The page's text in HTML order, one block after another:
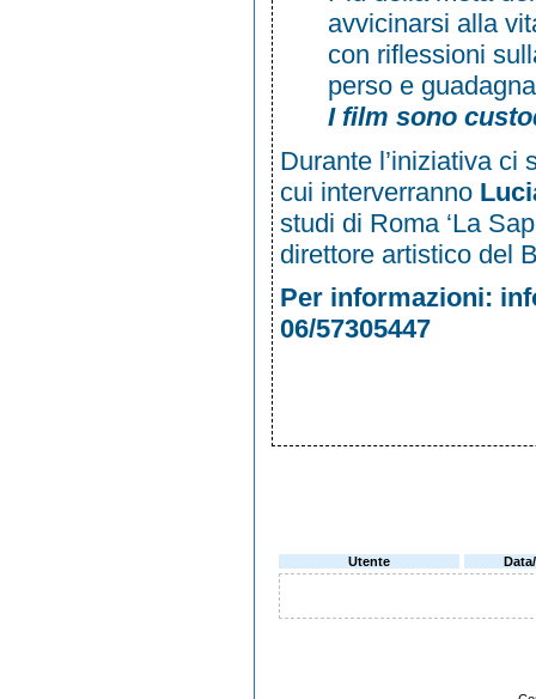
avvicinarsi alla
con riflessioni
perso e
I film sono
Durante l’iniziativa ci
cui interverranno
studi di Roma ‘La
direttore artistico del
Per informazioni:
06/57305447
Utente